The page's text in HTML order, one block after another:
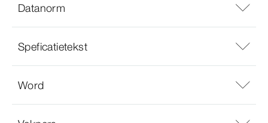
Datanorm
Speficatietekst
Word